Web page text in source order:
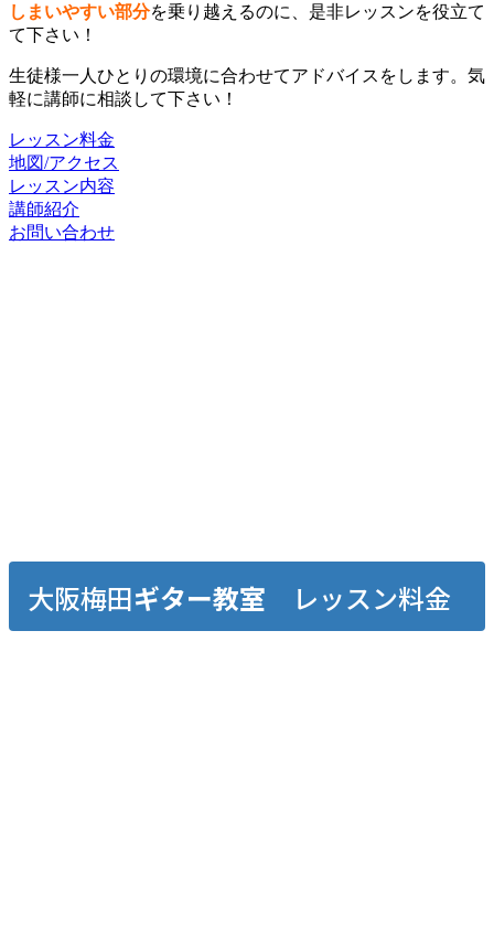
しまいやすい部分を乗り越えるのに、是非レッスンを役立て
て下さい！
生徒様一人ひとりの環境に合わせてアドバイスをします。気
軽に講師に相談して下さい！
レッスン料金
地図/アクセス
レッスン内容
講師紹介
お問い合わせ
大阪梅田ギター教室 レッスン料金